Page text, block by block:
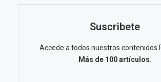
Suscribete
Accede a todos nuestros contenidos
Más de 100 artículos.